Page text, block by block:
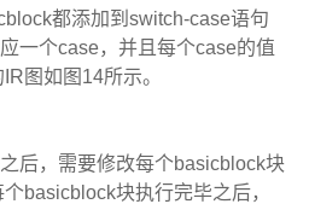
都添加到 switch-case语句
一个case，并且每个case的值
IR 图如图 14所示。
后，需要修改每个basicblock块
个basicblock块执行完毕之后，